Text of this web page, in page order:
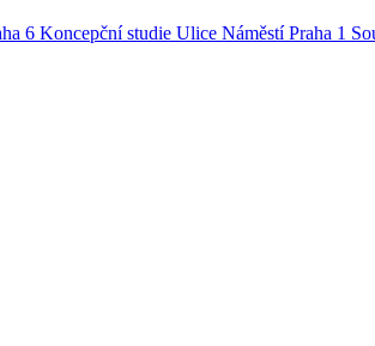
6 Koncepční studie Ulice NáměstíPraha 1